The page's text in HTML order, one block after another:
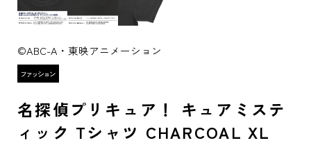
©ABC-A・東映アニメーション
名探偵プリキュア！ キュアミステ
ィック Tシャツ CHARCOAL XL